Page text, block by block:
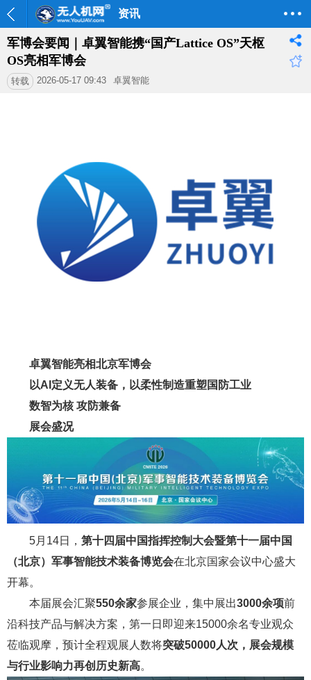
资讯
军博会要闻｜卓翼智能携“国产Lattice OS”天枢
OS亮相军博会
转载 2026-05-17 09:43 卓翼智能
卓翼智能亮相北京军博会
以AI定义无人装备，以柔性制造重塑国防工业
数智为核 攻防兼备
展会盛况
5月14日， 第十四届中国指挥控制大会暨第十一届中国
（北京）军事智能技术装备博览会在北京国家会议中心盛大
开幕。
本届展会汇聚550余家参展企业，集中展出3000余项前
沿科技产品与解决方案，第一日即迎来15000余名专业观众
莅临观摩，预计全程观展人数将突破50000人次 ， 展会规模
与行业影响力再创历史新高。